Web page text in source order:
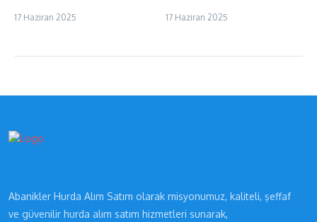
17 Haziran 2025 17 Haziran 2025
Abanikler Hurda Alım Satım olarak misyonumuz, kaliteli, şeffaf
ve güvenilir hurda alım satım hizmetleri sunarak,